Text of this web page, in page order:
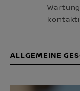
ALLGEMEINE